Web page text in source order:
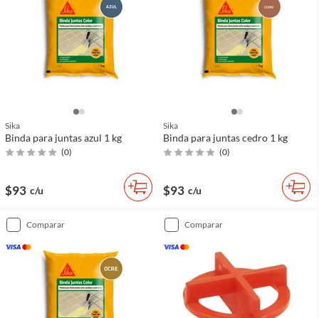
Sika
Binda para juntas azul 1 kg
(0)
$93 c/u
Sika
Binda para juntas cedro 1 kg
(0)
$93 c/u
comparar comparar